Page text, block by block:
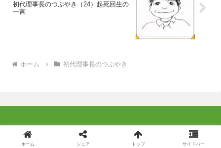
初代理事長のつぶやき（24）起死回生の
一言
ホーム 初代理事長のつぶやき
© 2014 特定非営利活動法人よこはま成年後見つばさ .
ホーム シェア トップ サイドバー